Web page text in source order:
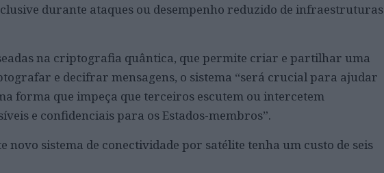
durante ataques ou desempenho reduzido de infraestruturas
na criptografia quântica, que permite criar e partilhar uma
e decifrar mensagens, o sistema “será crucial para ajudar
forma que impeça que terceiros escutem ou intercetem
e confidenciais para os Estados-membros”.
novo sistema de conectividade por satélite tenha um custo de seis